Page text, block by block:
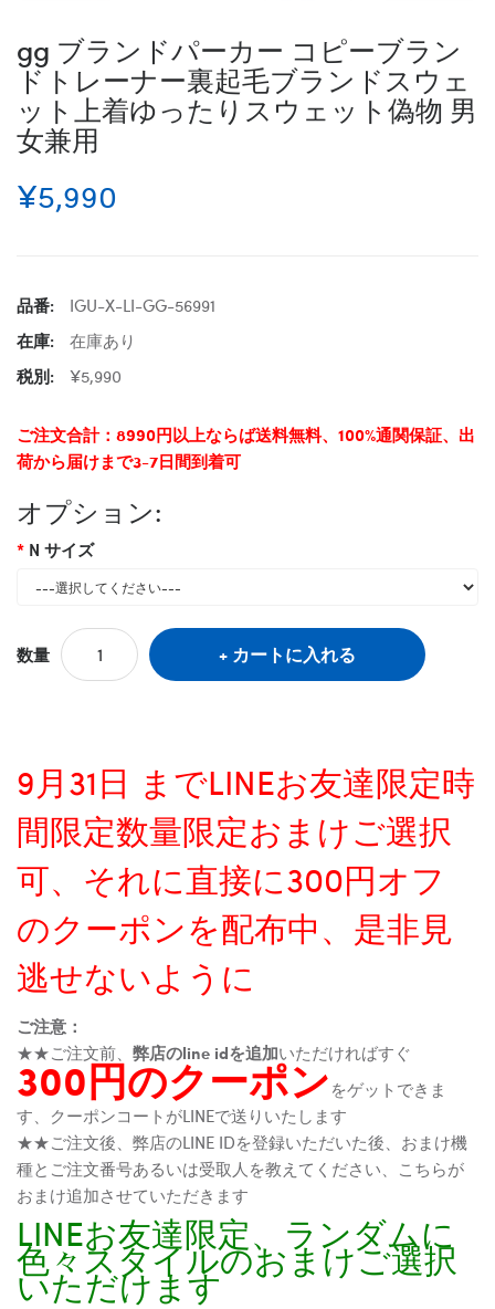
gg ブランドパーカー コピーブラン
ドトレーナー裏起毛ブランドスウェ
ット上着ゆったりスウェット偽物 男
女兼用
¥5,990
品番:
IGU-X-LI-GG-56991
在庫:
在庫あり
税別:
¥5,990
ご注文合計：8990円以上ならば送料無料、100%通関保証、出
荷から届けまで3-7日間到着可
オプション:
N サイズ
数量 カートに入れる
9月31日 までLINEお友達限定時
間限定数量限定おまけご選択
可、それに直接に300円オフ
のクーポンを配布中、是非見
逃せないように
ご注意：
★★ご注文前、 弊店のline idを追加いただければすぐ
300円のクーポンをゲットできま
す、クーポンコートがLINEで送りいたします
★★ご注文後、弊店のLINE IDを登録いただいた後、おまけ機
種とご注文番号あるいは受取人を教えてください、こちらが
おまけ追加させていただきます
LINEお友達限定、ランダムに
色々スタイルのおまけご選択
いただけます